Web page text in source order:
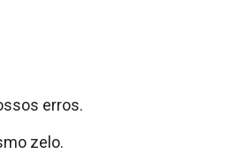
erros.
zelo.